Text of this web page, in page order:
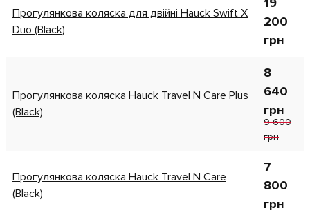
Прогулянкова коляска для двійні Hauck Swift X
Duo (Black)
200
грн
Прогулянкова коляска Hauck Travel N Care Plus
(Black)
8
640
грн
9 600
грн
Прогулянкова коляска Hauck Travel N Care
(Black)
7
800
грн